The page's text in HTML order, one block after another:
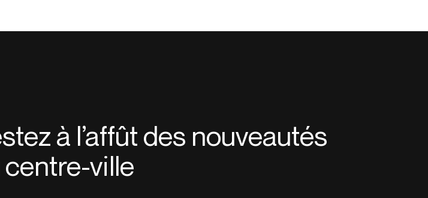
à l’affût des nouveautés
centre-ville